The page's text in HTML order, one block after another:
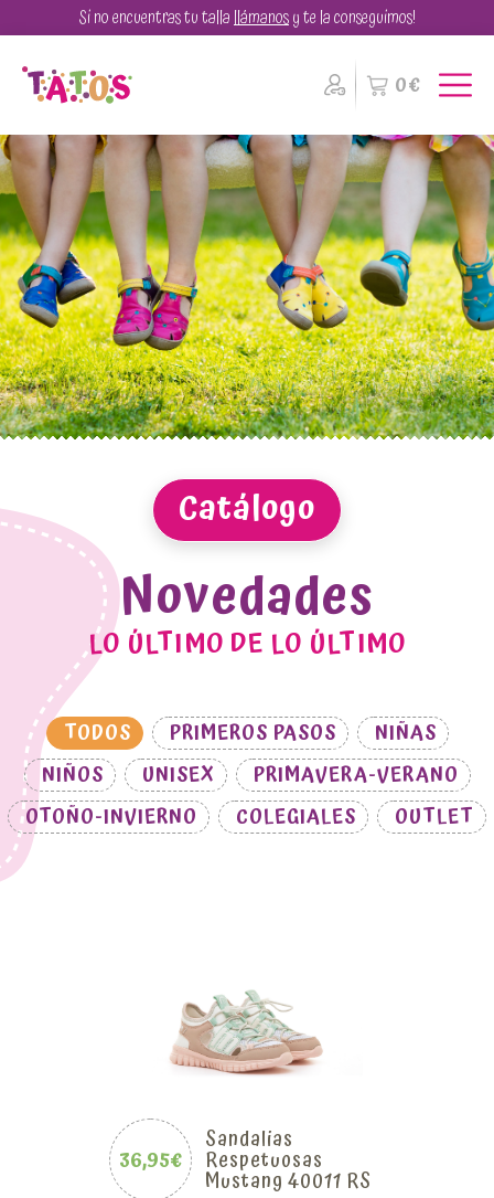
Pasar
al
Si no encuentras tu tallallámanosy te la conseguimos!
0€
Catálogo
Novedades
LO ÚLTIMO DE LO ÚLTIMO
TODOS PRIMEROS PASOS
NIÑAS
NIÑOS
UNISEX
PRIMAVERA-VERANO
OTOÑO-INVIERNO
COLEGIALES OUTLET
36,95€
Sandalias
Respetuosas
Mustang 40011 RS